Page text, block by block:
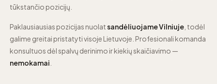
tūkstančio pozicijų.
Paklausiausias pozicijas nuolatsandėliuojame Vilniuje , todėl
galime greitai pristatyti visoje Lietuvoje. Profesionali komanda
konsultuos dėl spalvų derinimo ir kiekių skaičiavimo —
nemokamai